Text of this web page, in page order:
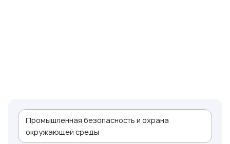
Промышленная безопасность и охрана
окружающей среды